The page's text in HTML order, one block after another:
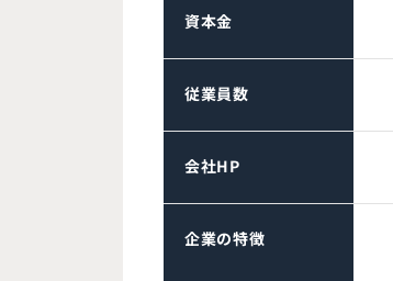
資本金
従業員数
会社HP
企業の特徴